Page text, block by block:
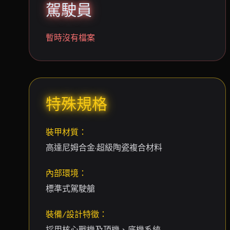
駕駛員
暫時沒有檔案
特殊規格
裝甲材質：
高達尼姆合金·超級陶瓷複合材料
內部環境：
標準式駕駛艙
裝備/設計特徵：